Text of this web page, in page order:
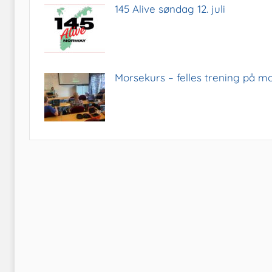
145 Alive søndag 12. juli
Morsekurs – felles trening på